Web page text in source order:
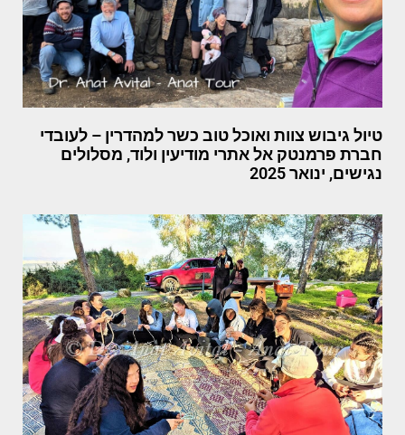
טיול גיבוש צוות ואוכל טוב כשר למהדרין – לעובדי
חברת פרמנטק אל אתרי מודיעין ולוד, מסלולים
נגישים, ינואר 2025